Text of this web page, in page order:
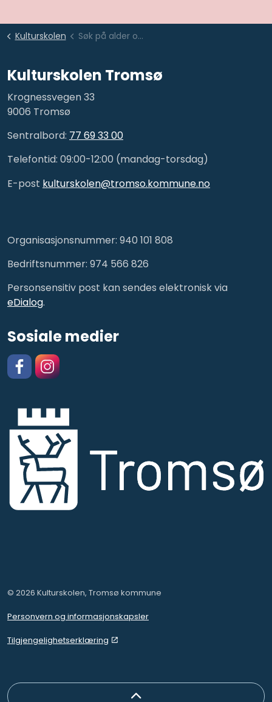
Kulturskolen Søk på alder og sted
Kulturskolen Tromsø
Krognessvegen 33
9006 Tromsø
Sentralbord: 77 69 33 00
Telefontid: 09:00-12:00 (mandag-torsdag)
E-post kulturskolen@tromso.kommune.no
Organisasjonsnummer: 940 101 808
Bedriftsnummer: 974 566 826
Personsensitiv post kan sendes elektronisk via
eDialog.
Sosiale medier
© 2026 Kulturskolen, Tromsø kommune
Personvern og informasjonskapsler
Tilgjengelighetserklæring